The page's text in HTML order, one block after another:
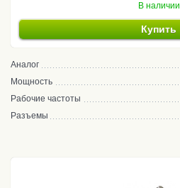
В наличии
Купить
Аналог
Мощность
Рабочие частоты
Разъемы